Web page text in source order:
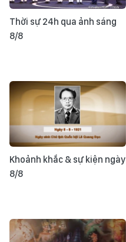
Thời sự 24h qua ảnh sáng
8/8
Khoảnh khắc & sự kiện ngày
8/8